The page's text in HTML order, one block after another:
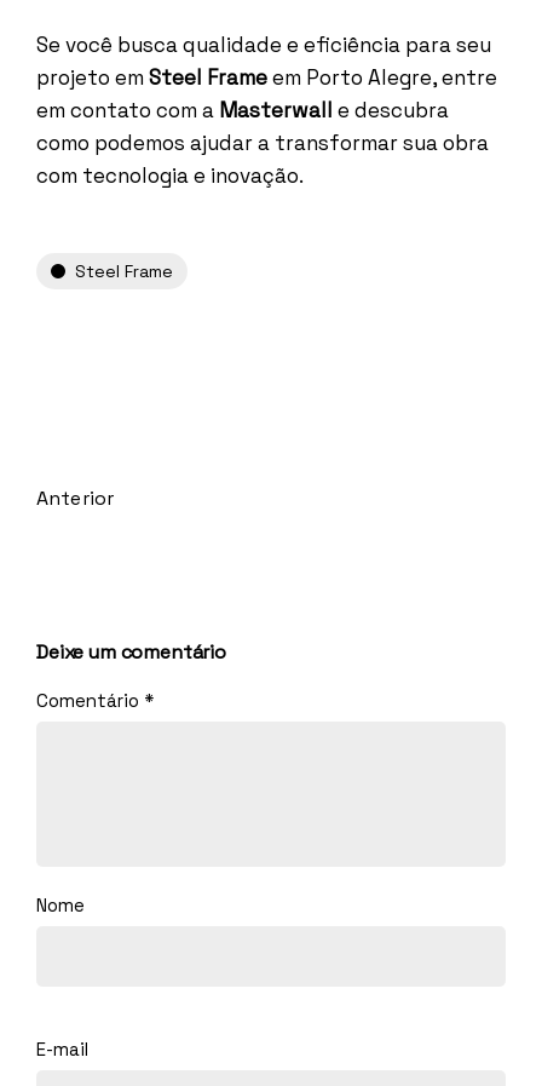
Se você busca qualidade e eficiência para seu
projeto em Steel Frameem Porto Alegre, entre
em contato com a Masterwall e descubra
como podemos ajudar a transformar sua obra
com tecnologia e inovação.
Steel Frame
Anterior
Deixe um comentário
Comentário *
Nome
E-mail